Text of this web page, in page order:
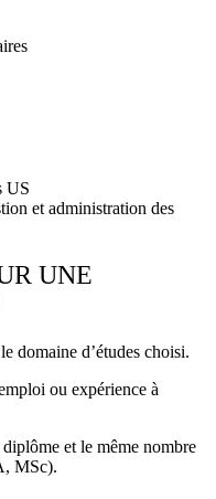
US
et administration des
UNE
domaine d’études choisi.
ou expérience à
et le même nombre
MSc).